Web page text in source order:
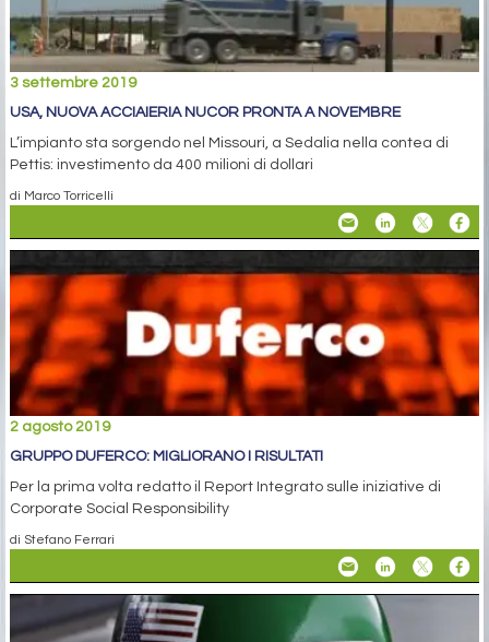
3 settembre 2019
USA, NUOVA ACCIAIERIA NUCOR PRONTA A NOVEMBRE
L’impianto sta sorgendo nel Missouri, a Sedalia nella contea di
Pettis: investimento da 400 milioni di dollari
di Marco Torricelli
2 agosto 2019
GRUPPO DUFERCO: MIGLIORANO I RISULTATI
Per la prima volta redatto il Report Integrato sulle iniziative di
Corporate Social Responsibility
di Stefano Ferrari